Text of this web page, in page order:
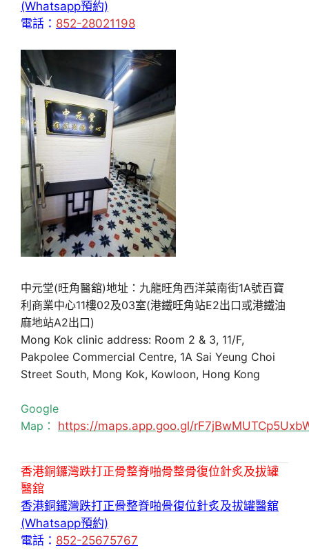
(Whatsapp預約)
電話： 852-28021198
中元堂(旺角醫舘)地址：九龍旺角西洋菜南街1A號百寶
利商業中心11樓02及03室(港鐵旺角站E2出口或港鐵油
麻地站A2出口)
Mong Kok clinic address: Room 2 & 3, 11/F,
Pakpolee Commercial Centre, 1A Sai Yeung Choi
Street South, Mong Kok, Kowloon, Hong Kong
Google
Map： https://maps.app.goo.gl/
香港銅鑼灣跌打正骨整脊啪骨整骨復位針炙及拔罐
醫舘
香港銅鑼灣跌打正骨整脊啪骨復位針炙及拔罐醫舘
(Whatsapp預約)
電話： 852-25675767